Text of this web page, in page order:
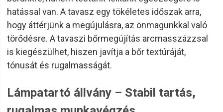
hatással van. A tavasz egy tökéletes időszak arra,
hogy áttérjünk a megújulásra, az önmagunkkal való
törődésre. A tavaszi bőrmegújítás arcmasszázzsal
is kiegészülhet, hiszen javítja a bőr textúráját,
tónusát és rugalmasságát.
Lámpatartó állvány – Stabil tartás,